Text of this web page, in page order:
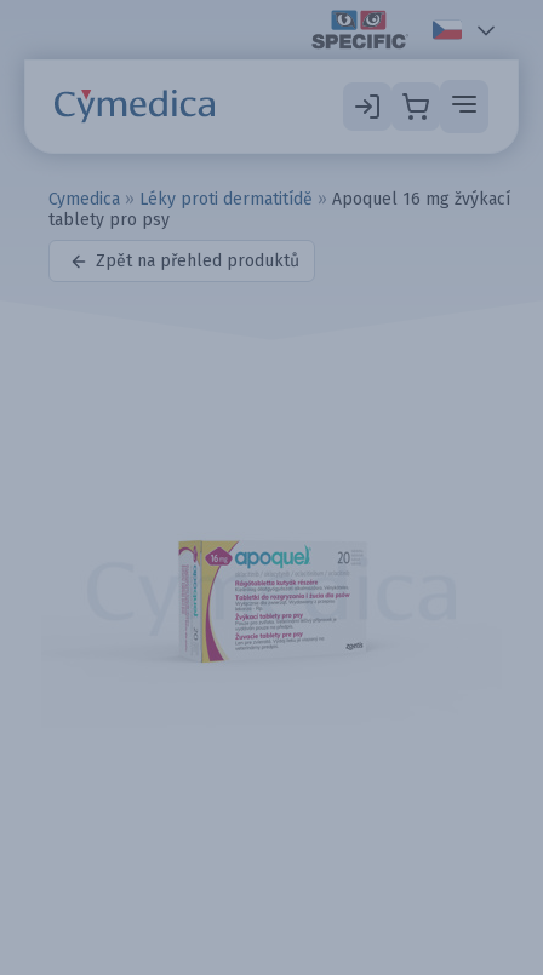
Cymedica » Léky proti dermatitídě » Apoquel 16 mg žvýkací
tablety pro psy
Zpět na přehled produktů